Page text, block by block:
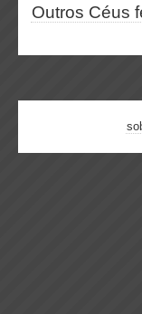
Outros Céus